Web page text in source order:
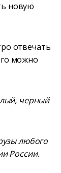
новую
отвечать
можно
черный
любого
России.